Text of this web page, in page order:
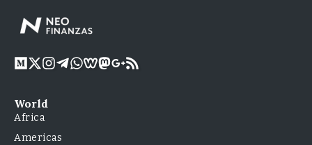
World
Africa
Americas